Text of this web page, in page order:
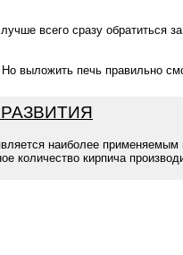
всего сразу обратиться
выложить печь правильно
наиболее применяемым
количество кирпича